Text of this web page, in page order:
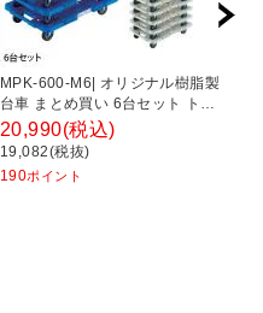
MPK-600-M6| オリジナル樹脂製
台車 まとめ買い 6台セット トラ
スコ中山 (TRUSCO)
20,990(税込)
19,082(税抜)
190ポイント